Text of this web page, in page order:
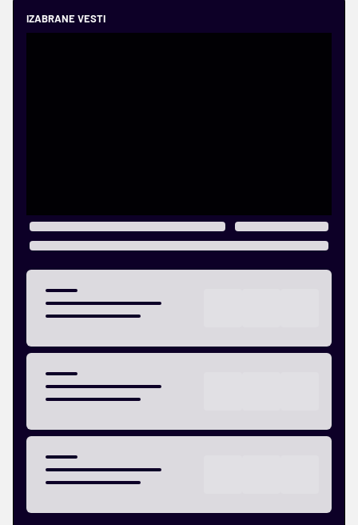
IZABRANE VESTI